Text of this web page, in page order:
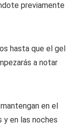
previamente
hasta que el gel
a notar
en el
y en las noches